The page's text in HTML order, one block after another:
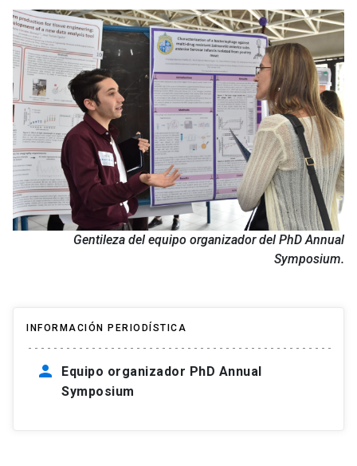
Gentileza del equipo organizador del PhD Annual
Symposium.
INFORMACIÓN PERIODÍSTICA
person
Equipo organizador PhD Annual
Symposium